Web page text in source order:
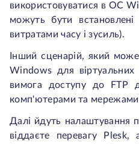
використовуватися в ОС
можуть бути
витратами часу і зусиль).
Інший сценарій, який
Windows для
вимога доступу до FTP
комп'ютерами та
Далі йдуть налаштування
віддаєте перевагу